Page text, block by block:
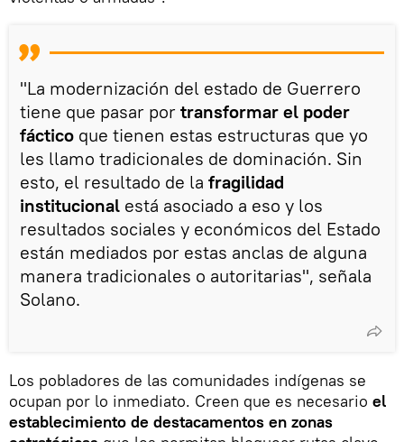
"La modernización del estado de Guerrero
tiene que pasar por transformar el poder
fáctico que tienen estas estructuras que yo
les llamo tradicionales de dominación. Sin
esto, el resultado de la fragilidad
institucional está asociado a eso y los
resultados sociales y económicos del Estado
están mediados por estas anclas de alguna
manera tradicionales o autoritarias", señala
Solano.
Los pobladores de las comunidades indígenas se
ocupan por lo inmediato. Creen que es necesario el
establecimiento de destacamentos en zonas